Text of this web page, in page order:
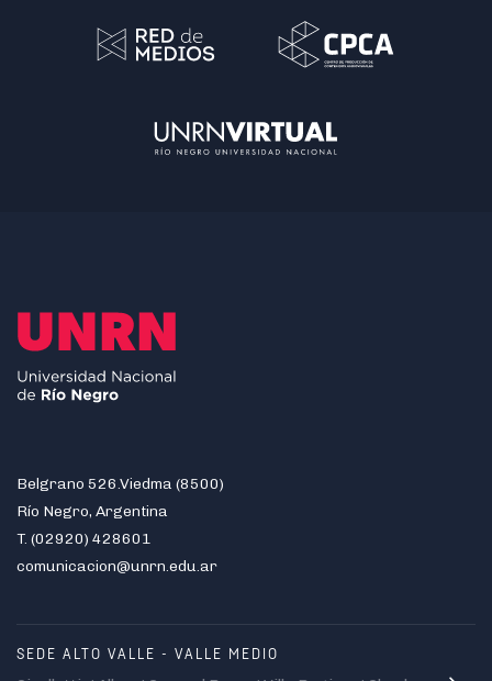
Belgrano 526.Viedma (8500)
Río Negro, Argentina
T. (02920) 428601
comunicacion@unrn.edu.ar
SEDE ALTO VALLE - VALLE MEDIO